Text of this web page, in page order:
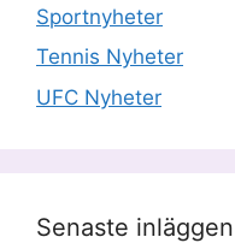
Sportnyheter
Tennis Nyheter
UFC Nyheter
Senaste inläggen